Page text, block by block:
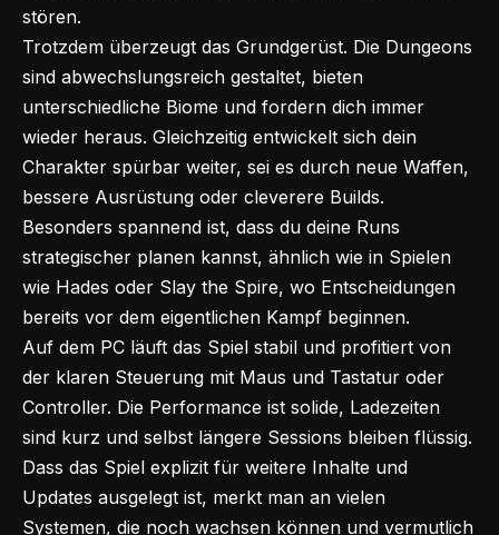
stören.
Trotzdem überzeugt das Grundgerüst. Die Dungeons
sind abwechslungsreich gestaltet, bieten
unterschiedliche Biome und fordern dich immer
wieder heraus. Gleichzeitig entwickelt sich dein
Charakter spürbar weiter, sei es durch neue Waffen,
bessere Ausrüstung oder cleverere Builds.
Besonders spannend ist, dass du deine Runs
strategischer planen kannst, ähnlich wie in Spielen
wie Hades oder Slay the Spire, wo Entscheidungen
bereits vor dem eigentlichen Kampf beginnen.
Auf dem PC läuft das Spiel stabil und profitiert von
der klaren Steuerung mit Maus und Tastatur oder
Controller. Die Performance ist solide, Ladezeiten
sind kurz und selbst längere Sessions bleiben flüssig.
Dass das Spiel explizit für weitere Inhalte und
Updates ausgelegt ist, merkt man an vielen
Systemen, die noch wachsen können und vermutlich